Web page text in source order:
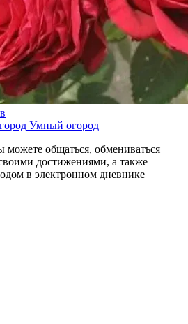
Умный огород
можете общаться, обмениваться
достижениями, а также
в электронном дневнике